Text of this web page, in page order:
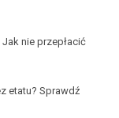
nie przepłacić
etatu? Sprawdź